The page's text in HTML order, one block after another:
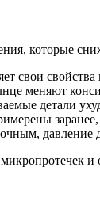
которые
свои
меняют
детали
давление
и